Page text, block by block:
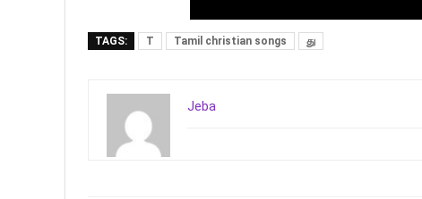
TAGS: T Tamil christian songs து
Jeba